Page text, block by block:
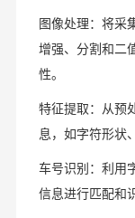
图像处理：将采
增强、分割和二
性。
特征提取：从预
息，如字符形状
车号识别：利用
信息进行匹配和